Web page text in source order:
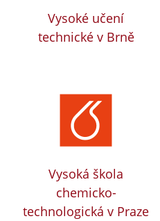
Vysoké učení
technické v Brně
Vysoká škola
chemicko-
technologická v Praze